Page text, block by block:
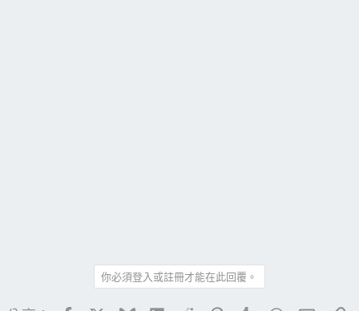
你必須登入或註冊才能在此回覆。